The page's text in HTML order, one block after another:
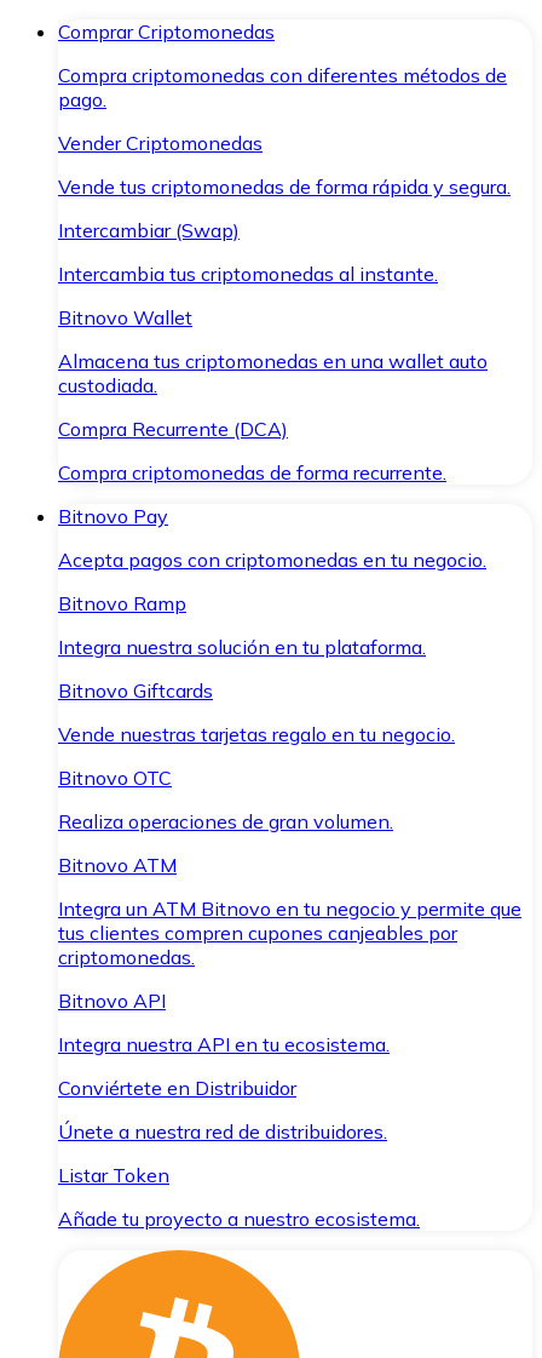
Comprar Criptomonedas
Compra criptomonedas con diferentes métodos de
pago.
Vender Criptomonedas
Vende tus criptomonedas de forma rápida y segura.
Intercambiar (Swap)
Intercambia tus criptomonedas al instante.
Bitnovo Wallet
Almacena tus criptomonedas en una wallet auto
custodiada.
Compra Recurrente (DCA)
Compra criptomonedas de forma recurrente.
Bitnovo Pay
Acepta pagos con criptomonedas en tu negocio.
Bitnovo Ramp
Integra nuestra solución en tu plataforma.
Bitnovo Giftcards
Vende nuestras tarjetas regalo en tu negocio.
Bitnovo OTC
Realiza operaciones de gran volumen.
Bitnovo ATM
Integra un ATM Bitnovo en tu negocio y permite que
tus clientes compren cupones canjeables por
criptomonedas.
Bitnovo API
Integra nuestra API en tu ecosistema.
Conviértete en Distribuidor
Únete a nuestra red de distribuidores.
Listar Token
Añade tu proyecto a nuestro ecosistema.